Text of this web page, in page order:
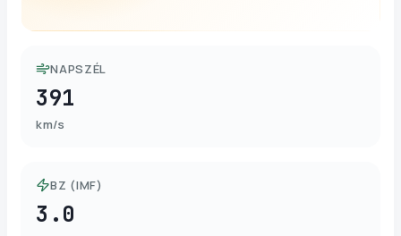
NAPSZÉL
391
km/s
BZ (IMF)
3.0